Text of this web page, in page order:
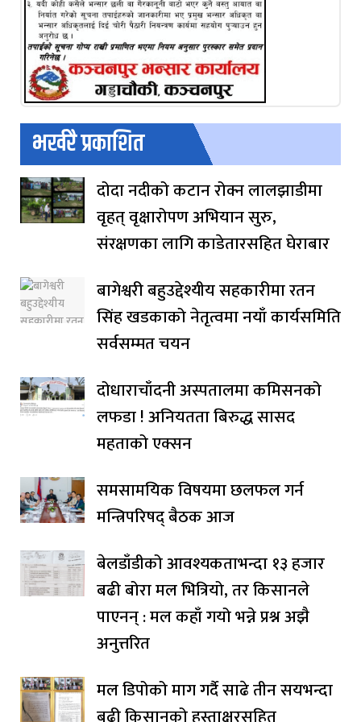
भर्खरै प्रकाशित
दोदा नदीको कटान रोक्न लालझाडीमा
वृहत् वृक्षारोपण अभियान सुरु,
संरक्षणका लागि काडेतारसहित घेराबार
बागेश्वरी बहुउद्देश्यीय सहकारीमा रतन
सिंह खडकाको नेतृत्वमा नयाँ कार्यसमिति
सर्वसम्मत चयन
दोधाराचाँदनी अस्पतालमा कमिसनको
लफडा ! अनियतता बिरुद्ध सासद
महताको एक्सन
समसामयिक विषयमा छलफल गर्न
मन्त्रिपरिषद् बैठक आज
बेलडाँडीको आवश्यकताभन्दा १३ हजार
बढी बोरा मल भित्रियो, तर किसानले
पाएनन् : मल कहाँ गयो भन्ने प्रश्न अझै
अनुत्तरित
मल डिपोको माग गर्दै साढे तीन सयभन्दा